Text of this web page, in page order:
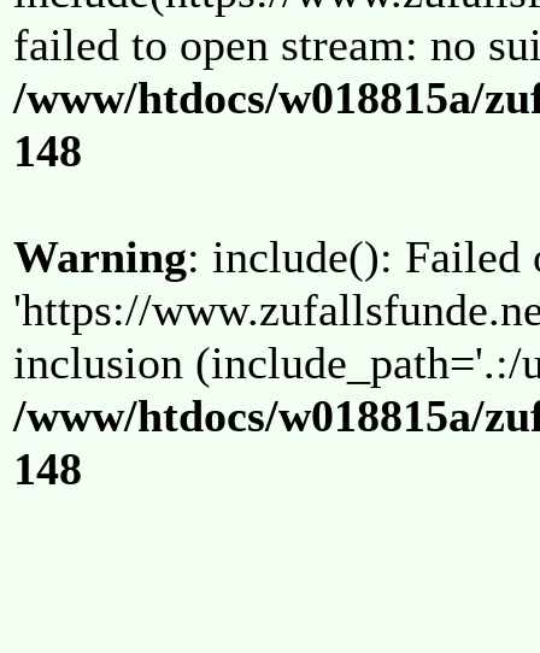
failed to open stream: no
/www/htdocs/w018815a/
148
Warning: include(): Failed
'https://
inclusion (include_path='.:/
/www/htdocs/w018815a/
148